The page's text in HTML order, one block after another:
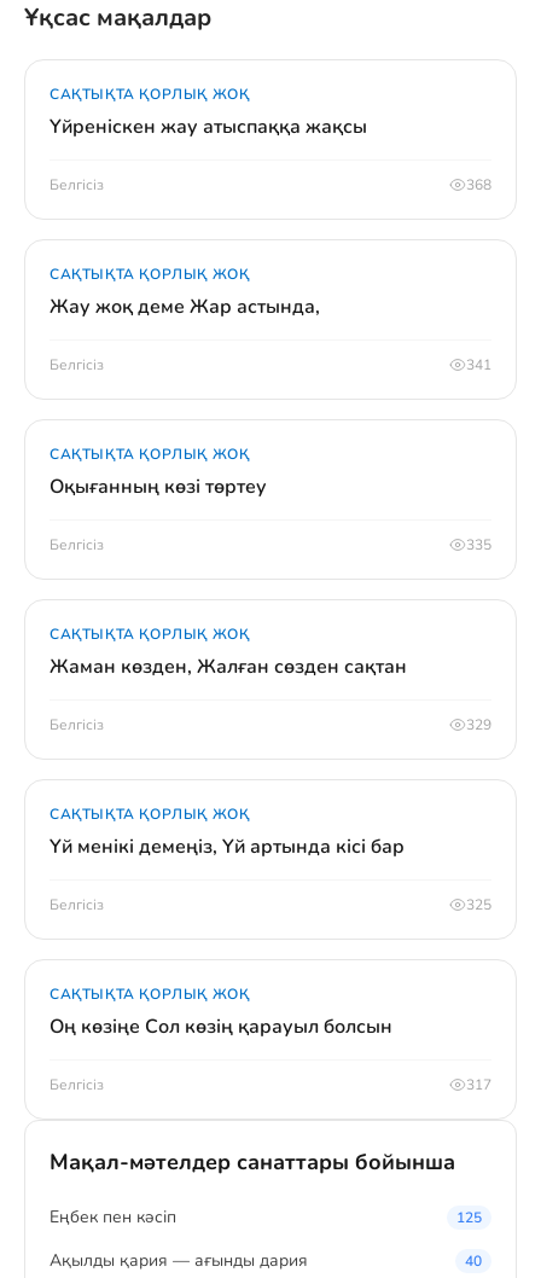
Ұқсас мақалдар
САҚТЫҚТА ҚОРЛЫҚ ЖОҚ
Үйреніскен жау атыспаққа жақсы
Белгісіз 368
САҚТЫҚТА ҚОРЛЫҚ ЖОҚ
Жау жоқ деме Жар астында,
Белгісіз 341
САҚТЫҚТА ҚОРЛЫҚ ЖОҚ
Оқығанның көзі төртеу
Белгісіз 335
САҚТЫҚТА ҚОРЛЫҚ ЖОҚ
Жаман көзден, Жалған сөзден сақтан
Белгісіз 329
САҚТЫҚТА ҚОРЛЫҚ ЖОҚ
Үй менікі демеңіз, Үй артында кісі бар
Белгісіз 325
САҚТЫҚТА ҚОРЛЫҚ ЖОҚ
Оң көзіңе Сол көзің қарауыл болсын
Белгісіз 317
Мақал-мәтелдер санаттары бойынша
Eңбек пен кәсіп 125
Ақылды қария — ағынды дария 40